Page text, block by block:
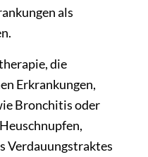
als
die
Erkrankungen,
Bronchitis oder
Verdauungstraktes